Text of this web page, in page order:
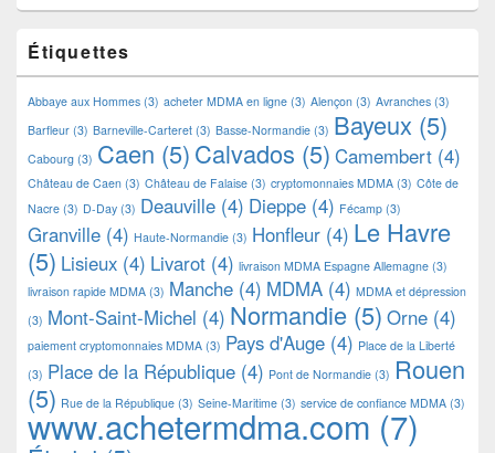
Étiquettes
Abbaye aux Hommes (3) acheter MDMA en ligne (3) Alençon (3) Avranches (3)
Barfleur (3) Barneville-Carteret (3) Basse-Normandie (3) Bayeux (5)
Cabourg (3) Caen (5)Calvados (5) Camembert (4)
Château de Caen (3) Château de Falaise (3) cryptomonnaies MDMA (3) Côte de
Nacre (3) D-Day (3) Deauville (4) Dieppe (4) Fécamp (3)
Granville (4) Haute-Normandie (3) Honfleur (4) Le Havre
(5) Lisieux (4) Livarot (4) livraison MDMA Espagne Allemagne (3)
livraison rapide MDMA (3) Manche (4) MDMA (4) MDMA et dépression
(3) Mont-Saint-Michel (4) Normandie (5) Orne (4)
paiement cryptomonnaies MDMA (3) Pays d'Auge (4) Place de la Liberté
(3) Place de la République (4) Pont de Normandie (3) Rouen
(5) Rue de la République (3) Seine-Maritime (3) service de confiance MDMA (3)
www.achetermdma.com (7)